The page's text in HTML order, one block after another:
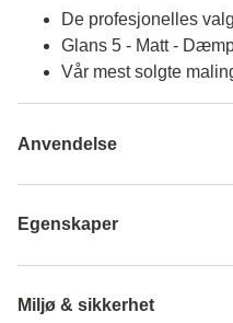
De profesjonelles valg
Glans 5 - Matt -
Vår mest solgte
Anvendelse
Egenskaper
Miljø & sikkerhet